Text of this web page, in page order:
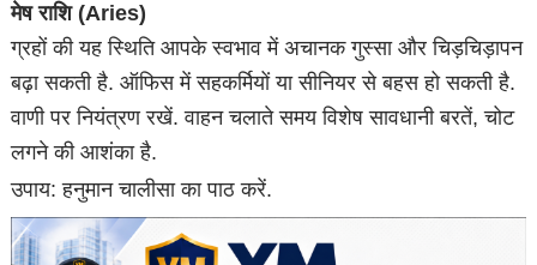
मेष राशि (Aries)
ग्रहों की यह स्थिति आपके स्वभाव में अचानक गुस्सा और चिड़चिड़ापन
बढ़ा सकती है. ऑफिस में सहकर्मियों या सीनियर से बहस हो सकती है.
वाणी पर नियंत्रण रखें. वाहन चलाते समय विशेष सावधानी बरतें, चोट
लगने की आशंका है.
उपाय: हनुमान चालीसा का पाठ करें.